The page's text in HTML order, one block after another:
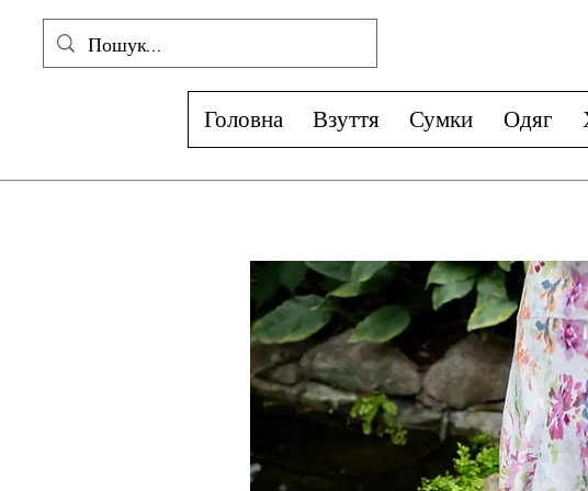
Головна Взуття Сумки Одяг